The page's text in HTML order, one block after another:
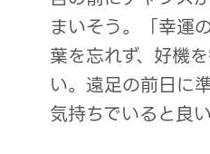
まいそう。「幸運
葉を忘れず、好機
い。遠足の前日に
気持ちでいると良